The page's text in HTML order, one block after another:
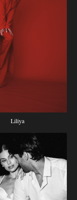
Liliya